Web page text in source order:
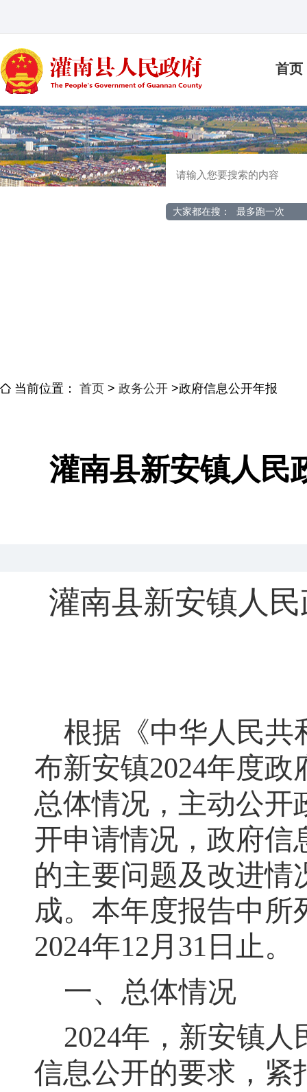
首页
大家都在搜： 最多跑一次
当前位置： 首页 > 政务公开 >政府信息公开年报
灌南县新安镇人民
灌南县新安镇人
根据《中华人民共
布新安镇2024年度政
总体情况，主动公开
开申请情况，政府信
的主要问题及改进情
成。本年度报告中所
2024年12 月 31 日止。
一、 总体情况
2024年 ， 新安镇人
信息公开的要求 ， 紧